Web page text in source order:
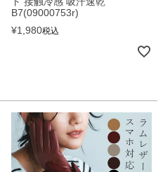
B7(09000753r)
¥1,980税込